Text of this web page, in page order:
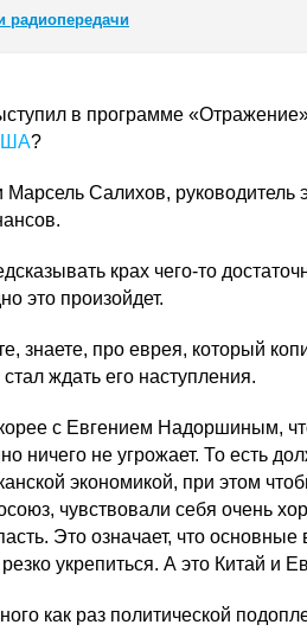
радиопередачи
в программе
?
Салихов, руководитель
крах чего-то
это произойдет.
знаете, про еврея, который
ждать его наступления.
с Евгением Надоршиным,
ничего не угрожает. То есть
экономикой, при этом
чувствовали себя очень
Это означает, что
укрепиться. А это Китай и
как раз политической